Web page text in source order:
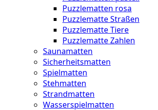
Puzzlematten rosa
Puzzlematte Straßen
Puzzlematte Tiere
Puzzlematte Zahlen
Saunamatten
Sicherheitsmatten
Spielmatten
Stehmatten
Strandmatten
Wasserspielmatten